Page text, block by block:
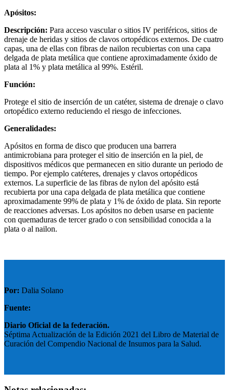
Apósitos:
Descripción: ​​Para acceso vascular o sitios IV periféricos, sitios de
drenaje de heridas y sitios de clavos ortopédicos externos. De cuatro
capas, una de ellas con fibras de nailon recubiertas con una capa
delgada de plata metálica que contiene aproximadamente óxido de
plata al 1% y plata metálica al 99%. Estéril.
Función:
Protege el sitio de inserción de un catéter, sistema de drenaje o clavo
ortopédico externo reduciendo el riesgo de infecciones.
Generalidades:
Apósitos en forma de disco que producen una barrera
antimicrobiana para proteger el sitio de inserción en la piel, de
dispositivos médicos que permanecen en sitio durante un periodo de
tiempo. Por ejemplo catéteres, drenajes y clavos ortopédicos
externos. La superficie de las fibras de nylon del apósito está
recubierta por una capa delgada de plata metálica que contiene
aproximadamente 99% de plata y 1% de óxido de plata. Sin reporte
de reacciones adversas. Los apósitos no deben usarse en paciente
con quemaduras de tercer grado o con sensibilidad conocida a la
plata o al nailon.
Por: Dalia Solano
Fuente:
Diario Oficial de la federación.
Séptima Actualización de la Edición 2021 del Libro de Material de
Curación del Compendio Nacional de Insumos para la Salud.